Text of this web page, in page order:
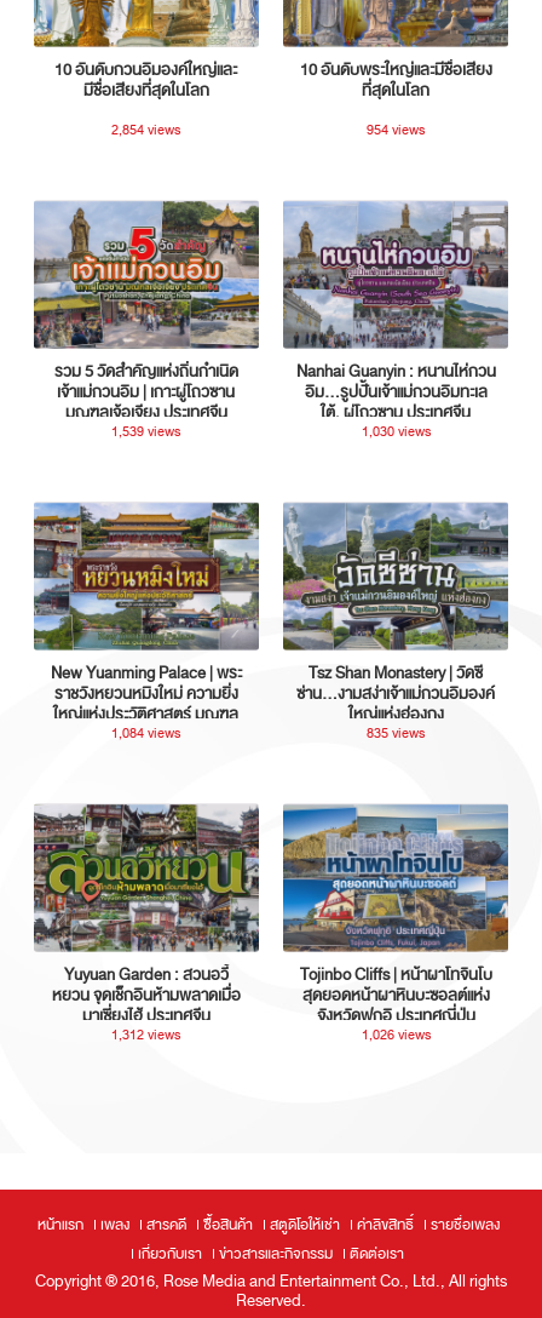
10 อันดับกวนอิมองค์ใหญ่และ
มีชื่อเสียงที่สุดในโลก
2,854 views
10 อันดับพระใหญ่และมีชื่อเสียง
ที่สุดในโลก
954 views
รวม 5 วัดสำคัญแห่งถิ่นกำเนิด
เจ้าแม่กวนอิม | เกาะผู่โถวซาน
มณฑลเจ้อเจียง ประเทศจีน
1,539 views
Nanhai Guanyin : หนานไห่กวน
อิม...รูปปั้นเจ้าแม่กวนอิมทะเล
ใต้, ผู่โถวซาน ประเทศจีน
1,030 views
New Yuanming Palace | พระ
ราชวังหยวนหมิงใหม่ ความยิ่ง
ใหญ่แห่งประวัติศาสตร์ มณฑล
กวางตุ้ง ประเทศจีน
1,084 views
Tsz Shan Monastery | วัดซี
ซ่าน…งามสง่าเจ้าแม่กวนอิมองค์
ใหญ่แห่งฮ่องกง
835 views
Yuyuan Garden : สวนอวี้
หยวน จุดเช็กอินห้ามพลาดเมื่อ
มาเซี่ยงไฮ้ ประเทศจีน
1,312 views
Tojinbo Cliffs | หน้าผาโทจินโบ
สุดยอดหน้าผาหินบะซอลต์แห่ง
จังหวัดฟุกุอิ ประเทศญี่ปุ่น
1,026 views
หน้าแรก เพลง สารคดี ซื้อสินค้า สตูดิโอให้เช่า ค่าลิขสิทธิ์
รายชื่อเพลง
เกี่ยวกับเรา
ข่าวสารและกิจกรรม ติดต่อเรา
Copyright ® 2016, Rose Media and Entertainment Co., Ltd., All rights
Reserved.